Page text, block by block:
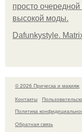
просто
высокой моды.
Dafunkystyle.
© 2026 Прическа и макияж
Контакты
Политика
Обратная связь